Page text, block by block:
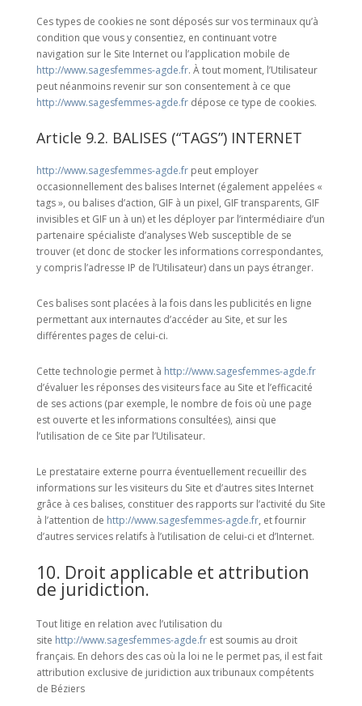
Ces types de cookies ne sont déposés sur vos terminaux qu’à
condition que vous y consentiez, en continuant votre
navigation sur le Site Internet ou l’application mobile de
http://www.sagesfemmes-agde.fr. À tout moment, l’Utilisateur
peut néanmoins revenir sur son consentement à ce que
http://www.sagesfemmes-agde.frdépose ce type de cookies.
Article 9.2. BALISES (“TAGS”) INTERNET
http://www.sagesfemmes-agde.frpeut employer
occasionnellement des balises Internet (également appelées «
tags », ou balises d’action, GIF à un pixel, GIF transparents, GIF
invisibles et GIF un à un) et les déployer par l’intermédiaire d’un
partenaire spécialiste d’analyses Web susceptible de se
trouver (et donc de stocker les informations correspondantes,
y compris l’adresse IP de l’Utilisateur) dans un pays étranger.
Ces balises sont placées à la fois dans les publicités en ligne
permettant aux internautes d’accéder au Site, et sur les
différentes pages de celui-ci.
Cette technologie permet à http://www.sagesfemmes-agde.fr
d’évaluer les réponses des visiteurs face au Site et l’efficacité
de ses actions (par exemple, le nombre de fois où une page
est ouverte et les informations consultées), ainsi que
l’utilisation de ce Site par l’Utilisateur.
Le prestataire externe pourra éventuellement recueillir des
informations sur les visiteurs du Site et d’autres sites Internet
grâce à ces balises, constituer des rapports sur l’activité du Site
à l’attention de http://www.sagesfemmes-agde.fr, et fournir
d’autres services relatifs à l’utilisation de celui-ci et d’Internet.
10. Droit applicable et attribution
de juridiction.
Tout litige en relation avec l’utilisation du
site http://www.sagesfemmes-agde.frest soumis au droit
français. En dehors des cas où la loi ne le permet pas, il est fait
attribution exclusive de juridiction aux tribunaux compétents
de Béziers